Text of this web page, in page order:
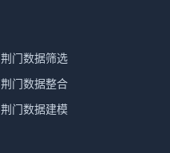
荆门数据筛选
荆门数据整合
荆门数据建模